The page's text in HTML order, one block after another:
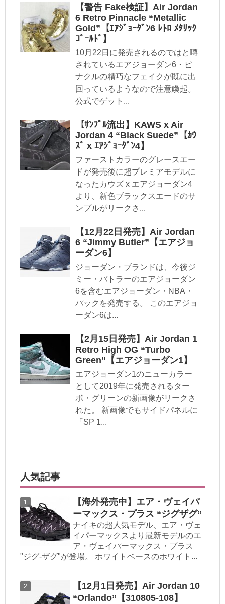
【警告 Fake検証】Air Jordan
6 Retro Pinnacle “Metallic
Gold”【ｴｱｼﾞｮｰﾀﾞﾝ6 ﾚﾄﾛ ﾒﾀﾘｯｸ
ｺﾞｰﾙﾄﾞ】
10月22日に発売されるのではと噂
されているエアジョーダン6・ピ
ナクルの精巧なフェイクが既に出
回っているようなので注意喚起。
公式でゲット...
【ｻﾝﾌﾟﾙ流出】KAWS x Air
Jordan 4 “Black Suede”【ｶｳ
ｽﾞ x ｴｱｼﾞｮｰﾀﾞﾝ4】
ファーストカラーのグレースエー
ドが発売後に超プレミアモデルに
なったカウズ x エアジョーダン4
より、新色ブラックスエードのサ
ンプルがリークさ...
【12月22日発売】Air Jordan
6 “Jimmy Butler”【エアジョ
ーダン6】
ジョーダン・ブランドは、今後ジ
ミー・バトラーのエアジョーダン
6を含むエアジョーダン・NBA・
パックを発売する。 このエアジョ
ーダン6は...
【2月15日発売】Air Jordan 1
Retro High OG “Turbo
Green”【エアジョーダン1】
エアジョーダン1のニューカラー
として2019年に発売されるター
ボ・グリーンの新画像がリークさ
れた。 新画像でもサイドパネルに
「SP 1...
人気記事
【海外発売中】エア・ヴェイパ
ーマックス・プラス “ジグザグ”
ナイキの超人気モデル、エア・ヴェ
イパーマックスより最新モデルのエ
ア・ヴェイパーマックス・プラス
"ジグ-ザグ"が登場。 ホワイトベースのホワイト...
【12月1日発売】Air Jordan 10
“Orlando”【310805-108】